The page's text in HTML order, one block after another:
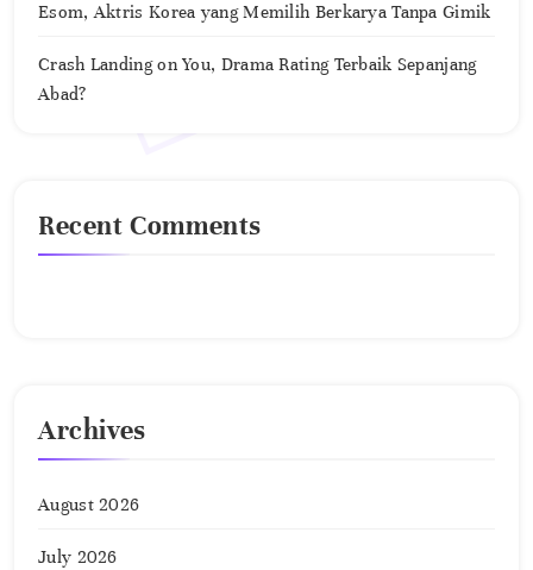
Esom, Aktris Korea yang Memilih Berkarya Tanpa Gimik
Crash Landing on You, Drama Rating Terbaik Sepanjang
Abad?
Recent Comments
Archives
August 2026
July 2026